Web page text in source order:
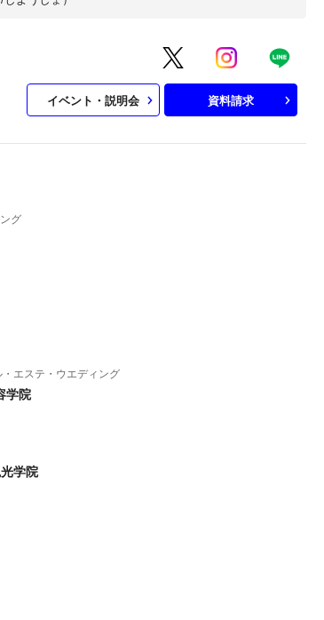
イベント・説明会 資料請求
グ
エステ・ウエディング
学院
学院